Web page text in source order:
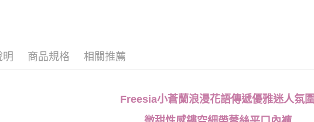
明 商品規格 相關推薦
Freesia小蒼蘭浪漫花語傳遞優雅迷人氛圍